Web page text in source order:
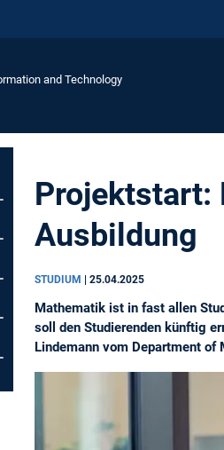
and Technology
Projektstart:
Ausbildung
STUDIUM | 25.04.2025
Mathematik ist in fast allen
soll den Studierenden künftig
Lindemann vom Department of